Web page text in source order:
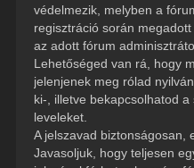
védelmezik, melyben a
regisztráció során
az adott fórum
Lehetőséged van rá, hogy
jelenjenek meg rólad
ki-, illetve bekapcsolhatod
leveleket.
A jelszavad biztonságosan,
Javasoljuk, hogy teljesen